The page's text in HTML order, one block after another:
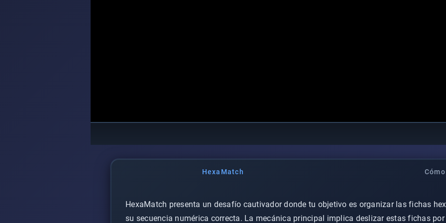
HexaMatch
HexaMatch presenta un desafío cautivador donde tu objetivo es organizar las fichas
su secuencia numérica correcta. La mecánica principal implica deslizar estas fichas por